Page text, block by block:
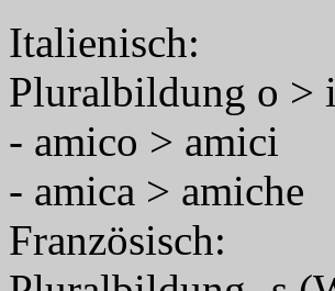
Italienisch:
Pluralbildung o >
- amico > amici
- amica > amiche
Französisch: